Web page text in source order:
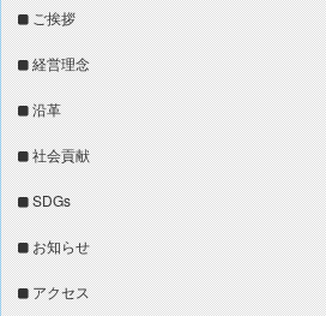
ご挨拶
経営理念
沿革
社会貢献
SDGs
お知らせ
アクセス